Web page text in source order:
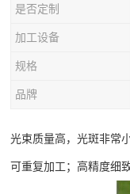
是否定制
加工设备
规格
品牌
光束质量高，光斑非常
可重复加工；高精度细